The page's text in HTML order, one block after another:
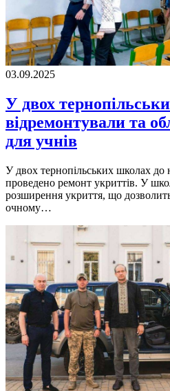
03.09.2025
У двох
відремонтували та
для учнів
У двох тернопільських школах до
проведено ремонт укриттів. У
розширення укриття, що
очному…